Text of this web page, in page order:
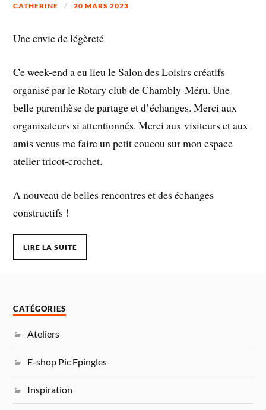
CATHERINE 20 MARS 2023
Une envie de légèreté
Ce week-end a eu lieu le Salon des Loisirs créatifs
organisé par le Rotary club de Chambly-Méru. Une
belle parenthèse de partage et d’échanges. Merci aux
organisateurs si attentionnés. Merci aux visiteurs et aux
amis venus me faire un petit coucou sur mon espace
atelier tricot-crochet.
A nouveau de belles rencontres et des échanges
constructifs !
LIRE LA SUITE
CATÉGORIES
Ateliers
E-shop Pic Epingles
Inspiration